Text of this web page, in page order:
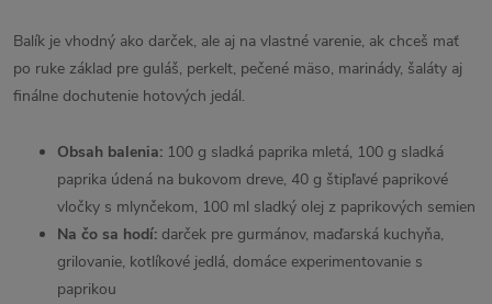
Balík je vhodný ako darček, ale aj na vlastné varenie, ak chceš mať
po ruke základ pre guláš, perkelt, pečené mäso, marinády, šaláty aj
finálne dochutenie hotových jedál.
Obsah balenia: 100 g sladká paprika mletá, 100 g sladká
paprika údená na bukovom dreve, 40 g štipľavé paprikové
vločky s mlynčekom, 100 ml sladký olej z paprikových semien
Na čo sa hodí: darček pre gurmánov, maďarská kuchyňa,
grilovanie, kotlíkové jedlá, domáce experimentovanie s
paprikou